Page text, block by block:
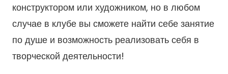
конструктором или художником, но в любом
случае в клубе вы сможете найти себе занятие
по душе и возможность реализовать себя в
творческой деятельности!